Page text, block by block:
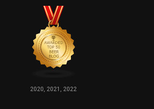
2020, 2021, 2022